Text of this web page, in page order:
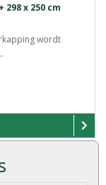
298 x 250 cm
wordt